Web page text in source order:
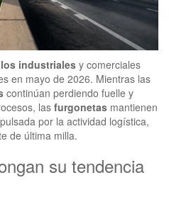
industriales y comerciales
en mayo de 2026. Mientras las
continúan perdiendo fuelle y
las furgonetas mantienen
por la actividad logística,
de última milla.
su tendencia